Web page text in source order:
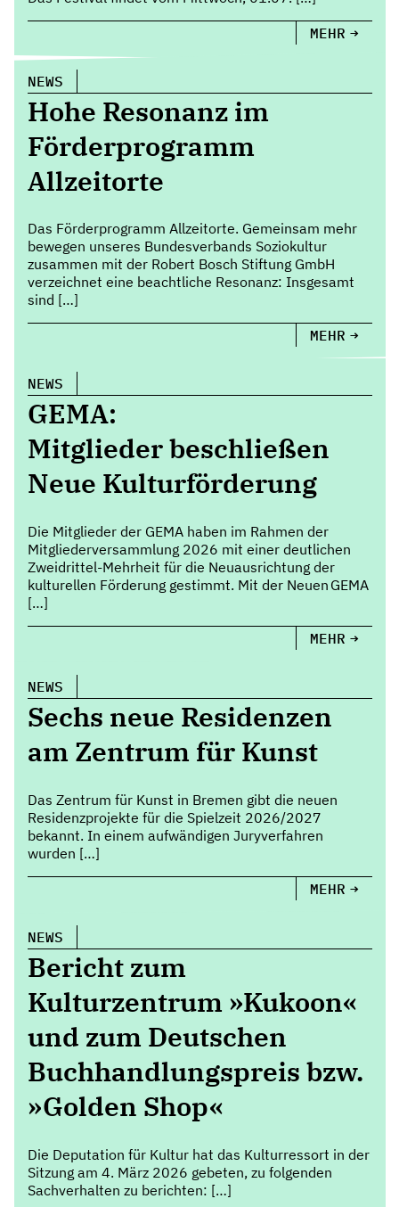
MEHR
NEWS
Hohe Resonanz im
Förderprogramm
Allzeitorte
Das Förderprogramm Allzeitorte. Gemeinsam mehr
bewegen unseres Bundesverbands Soziokultur
zusammen mit der Robert Bosch Stiftung GmbH
verzeichnet eine beachtliche Resonanz: Insgesamt
sind […]
MEHR
NEWS
GEMA:
Mitglieder beschließen
Neue Kulturförderung
Die Mitglieder der GEMA haben im Rahmen der
Mitgliederversammlung 2026 mit einer deutlichen
Zweidrittel-Mehrheit für die Neuausrichtung der
kulturellen Förderung gestimmt. Mit der Neuen GEMA
[…]
MEHR
NEWS
Sechs neue Residenzen
am Zentrum für Kunst
Das Zentrum für Kunst in Bremen gibt die neuen
Residenzprojekte für die Spielzeit 2026/2027
bekannt. In einem aufwändigen Juryverfahren
wurden […]
MEHR
NEWS
Bericht zum
Kulturzentrum »Kukoon«
und zum Deutschen
Buchhandlungspreis bzw.
»Golden Shop«
Die Deputation für Kultur hat das Kulturressort in der
Sitzung am 4. März 2026 gebeten, zu folgenden
Sachverhalten zu berichten: […]